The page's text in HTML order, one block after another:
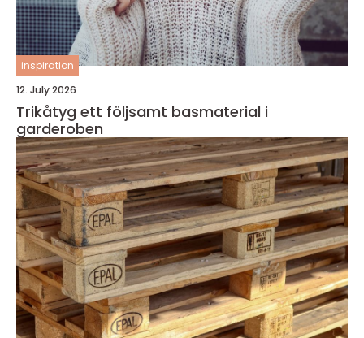
inspiration
12. July 2026
Trikåtyg ett följsamt basmaterial i
garderoben